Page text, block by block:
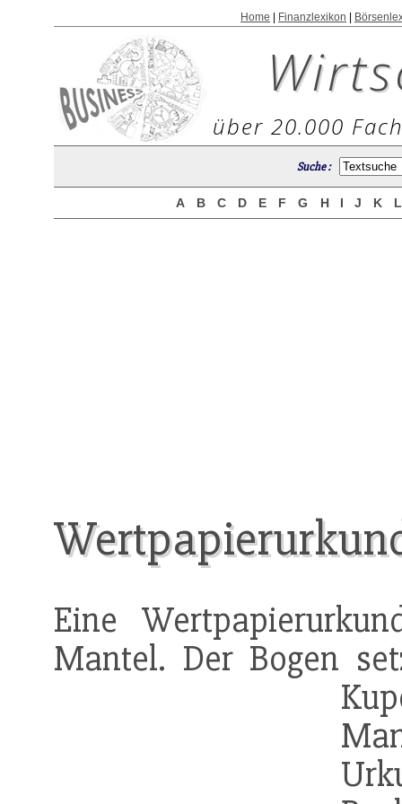
Home Finanzlexikon
über 20.000
Suche :
A B C D E F G H I J K
Eine
Mantel. Der Bogen